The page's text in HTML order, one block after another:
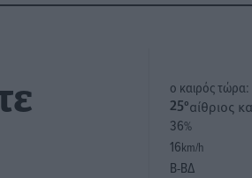
o καιρός τώρα:
25°αίθριος
36%
16km/h
Β-ΒΔ